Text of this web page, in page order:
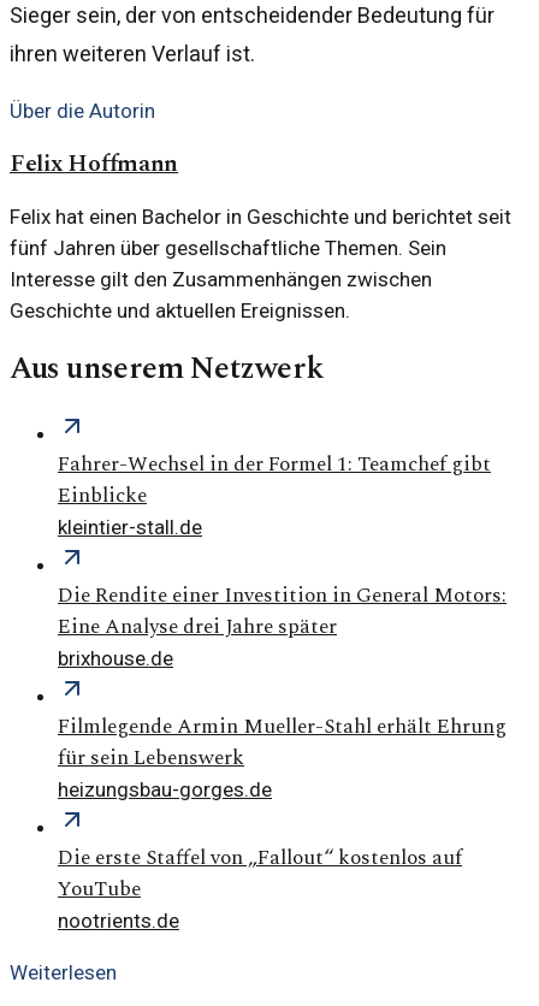
Sieger sein, der von entscheidender Bedeutung für
ihren weiteren Verlauf ist.
Über die Autorin
Felix Hoffmann
Felix hat einen Bachelor in Geschichte und berichtet seit
fünf Jahren über gesellschaftliche Themen. Sein
Interesse gilt den Zusammenhängen zwischen
Geschichte und aktuellen Ereignissen.
Aus unserem Netzwerk
Fahrer-Wechsel in der Formel 1: Teamchef gibt
Einblicke
kleintier-stall.de
Die Rendite einer Investition in General Motors:
Eine Analyse drei Jahre später
brixhouse.de
Filmlegende Armin Mueller-Stahl erhält Ehrung
für sein Lebenswerk
heizungsbau-gorges.de
Die erste Staffel von „Fallout“ kostenlos auf
YouTube
nootrients.de
Weiterlesen